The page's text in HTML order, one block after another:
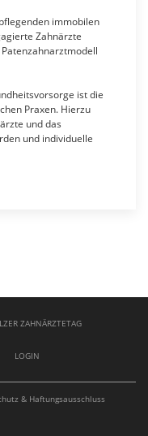
immobilen
Zahnärzte
ist die
Praxen. Hierzu
und das
und individuelle
ZAHNÄRZTETAG
LOGIN
& Haftungsausschluss